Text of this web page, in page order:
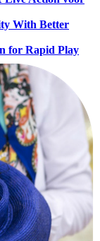
With Better
for Rapid Play